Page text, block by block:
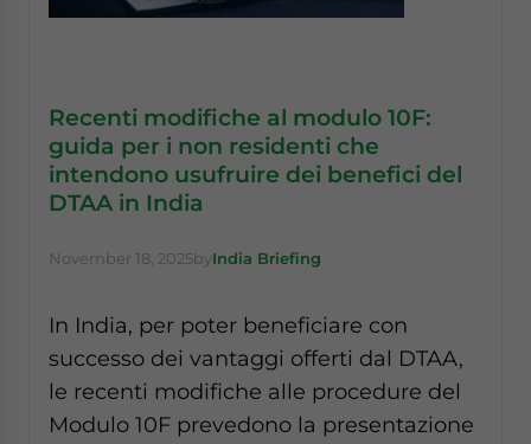
Recenti modifiche al modulo 10F:
guida per i non residenti che
intendono usufruire dei benefici del
DTAA in India
November 18, 2025byIndia Briefing
In India, per poter beneficiare con
successo dei vantaggi offerti dal DTAA,
le recenti modifiche alle procedure del
Modulo 10F prevedono la presentazione